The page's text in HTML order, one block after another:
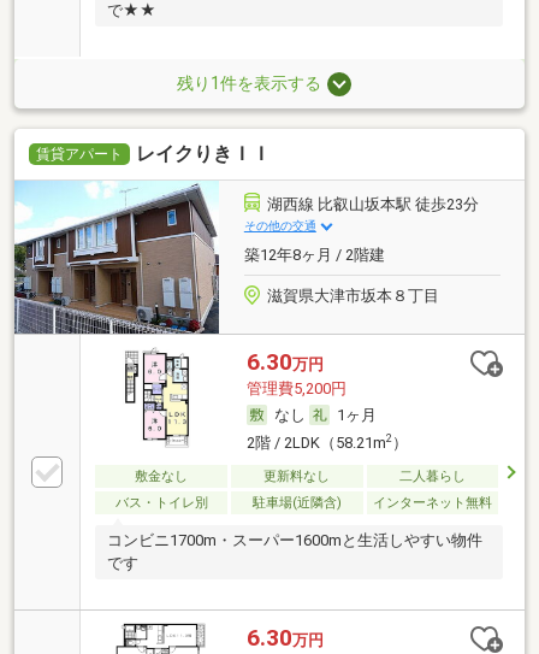
で★★
残り1件を表示する
賃貸アパート レイクりきＩＩ
湖西線 比叡山坂本駅 徒歩23分
その他の交通
築12年8ヶ月 / 2階建
滋賀県大津市坂本８丁目
6.30万円
管理費5,200円
なし
1ヶ月
2階 / 2LDK（58.21m2）
敷金なし 更新料なし
二人暮らし
バス・トイレ別
駐車場(近隣含) インターネット無料
コンビニ1700m・スーパー1600mと生活しやすい物件
です
6.30万円